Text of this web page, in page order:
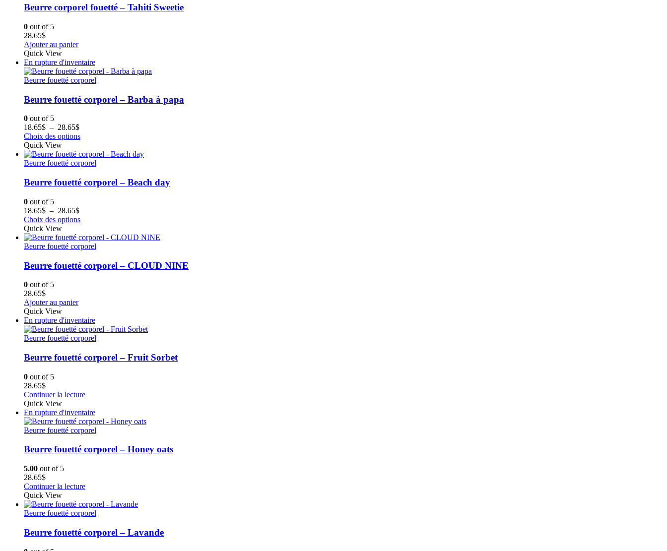
Beurre corporel fouetté – Tahiti Sweetie
0 out of 5
28.65$
Ajouter au panier
Quick View
En rupture d'inventaire
Beurre fouetté corporel
Beurre fouetté corporel – Barba à papa
0 out of 5
18.65$ – 28.65$Plage
de
18.65$
à
Choix des optionsCe
a
plusieurs
Les
options
choisies
sur
la
page
du
produit
Quick View
Beurre fouetté corporel
Beurre fouetté corporel – Beach day
0 out of 5
18.65$ – 28.65$Plage
de
18.65$
à
Choix des optionsCe
a
plusieurs
Les
options
la
page
du
produit
Quick View
Beurre fouetté corporel
Beurre fouetté corporel – CLOUD NINE
0 out of 5
28.65$
Ajouter au panier
Quick View
En rupture d'inventaire
Beurre fouetté corporel
Beurre fouetté corporel – Fruit Sorbet
0 out of 5
28.65$
Continuer la lecture
Quick View
En rupture d'inventaire
Beurre fouetté corporel
Beurre fouetté corporel – Honey oats
5.00 out of 5
28.65$
Continuer la lecture
Quick View
Beurre fouetté corporel
Beurre fouetté corporel – Lavande